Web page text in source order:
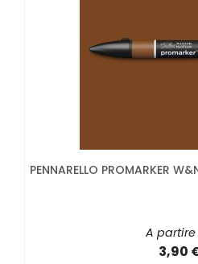
PENNARELLO PROMARKER
A
3,90